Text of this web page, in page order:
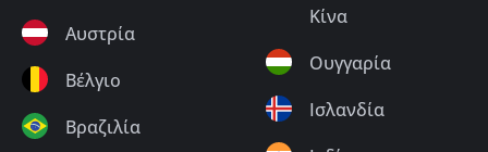
Αυστρία
Βέλγιο
Βραζιλία
Κίνα
Ουγγαρία
Ισλανδία